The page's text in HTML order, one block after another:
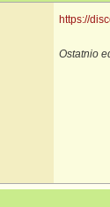
https://
Ostatnio